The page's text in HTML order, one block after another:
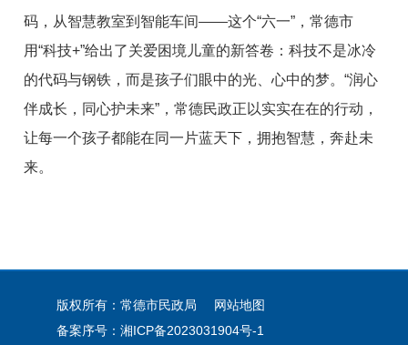
码，从智慧教室到智能车间——这个“六一”，常德市
用“科技+”给出了关爱困境儿童的新答卷：科技不是冰冷
的代码与钢铁，而是孩子们眼中的光、心中的梦。“润心
伴成长，同心护未来”，常德民政正以实实在在的行动，
让每一个孩子都能在同一片蓝天下，拥抱智慧，奔赴未
来。
版权所有：常德市民政局
网站地图
备案序号： 湘ICP备2023031904号-1